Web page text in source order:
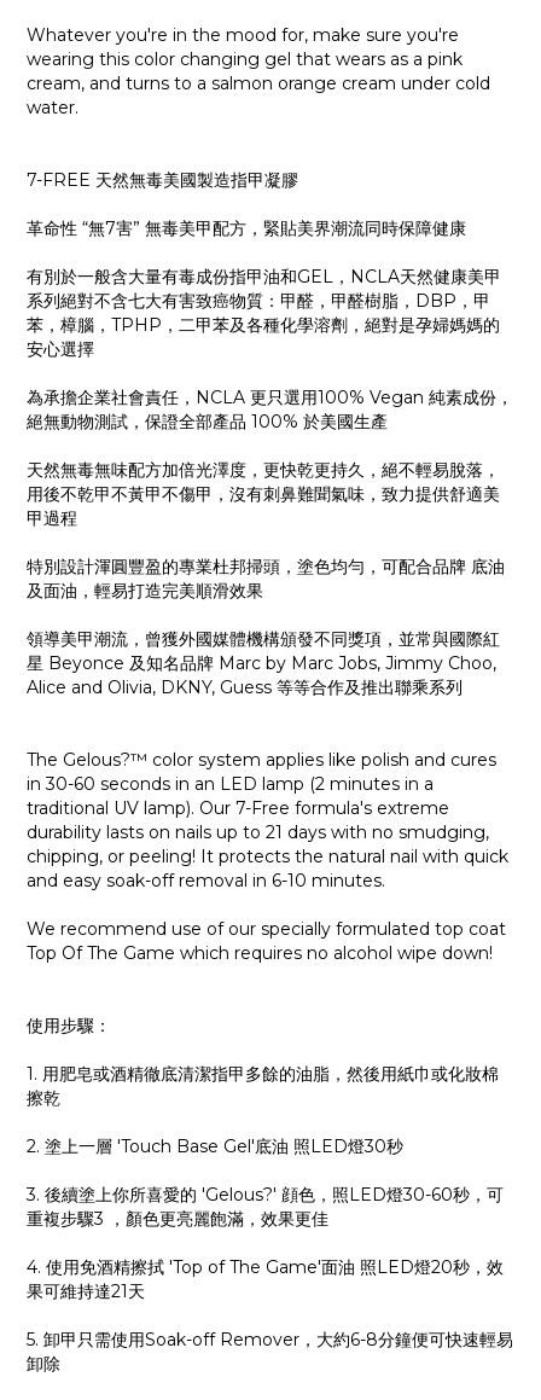
Whatever you're in the mood for, make sure you're
wearing this color changing gel that wears as a pink
cream, and turns to a salmon orange cream under cold
water.
7-FREE 天然無毒美國製造指甲凝膠
革命性 “無7害” 無毒美甲配方，緊貼美界潮流同時保障健康
有別於一般含大量有毒成份指甲油和GEL，NCLA天然健康美甲
系列絕對不含七大有害致癌物質：甲醛，甲醛樹脂，DBP，甲
苯，樟腦，TPHP，二甲苯及各種化學溶劑，絕對是孕婦媽媽的
安心選擇
為承擔企業社會責任，NCLA 更只選用100% Vegan 純素成份，
絕無動物測試，保證全部產品 100% 於美國生產
天然無毒無味配方加倍光澤度，更快乾更持久，絕不輕易脫落，
用後不乾甲不黃甲不傷甲，沒有刺鼻難聞氣味，致力提供舒適美
甲過程
特別設計渾圓豐盈的專業杜邦掃頭，塗色均勻，可配合品牌 底油
及面油，輕易打造完美順滑效果
領導美甲潮流，曾獲外國媒體機構頒發不同獎項，並常與國際紅
星 Beyonce 及知名品牌 Marc by Marc Jobs, Jimmy Choo,
Alice and Olivia, DKNY, Guess 等等合作及推出聯乘系列
The Gelous?™ color system applies like polish and cures
in 30-60 seconds in an LED lamp (2 minutes in a
traditional UV lamp). Our 7-Free formula's extreme
durability lasts on nails up to 21 days with no smudging,
chipping, or peeling! It protects the natural nail with quick
and easy soak-off removal in 6-10 minutes.
We recommend use of our specially formulated top coat
Top Of The Game which requires no alcohol wipe down!
使用步驟：
1. 用肥皂或酒精徹底清潔指甲多餘的油脂，然後用紙巾或化妝棉
擦乾
2. 塗上一層 'Touch Base Gel'底油 照LED燈30秒
3. 後續塗上你所喜愛的 'Gelous?' 顔色，照LED燈30-60秒，可
重複步驟3 ，顏色更亮麗飽滿，效果更佳
4. 使用免酒精擦拭 'Top of The Game'面油 照LED燈20秒，效
果可維持達21天
5. 卸甲只需使用Soak-off Remover，大約6-8分鐘便可快速輕易
卸除